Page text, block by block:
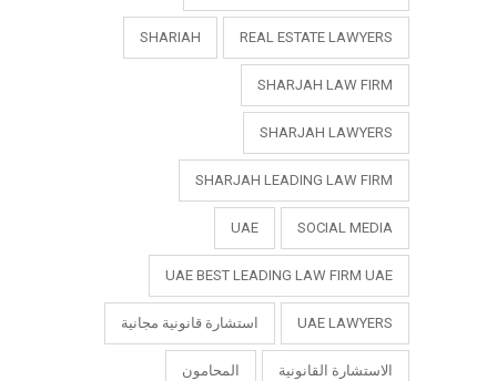
REAL ESTATE LAWYERS
SHARIAH
SHARJAH LAW FIRM
SHARJAH LAWYERS
SHARJAH LEADING LAW FIRM
SOCIAL MEDIA
UAE
UAE BEST LEADING LAW FIRM UAE
UAE LAWYERS استشارة قانونية مجانية
الاستشارة القانونية المحامون